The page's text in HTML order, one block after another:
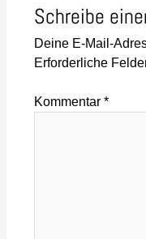
Schreibe
Deine E-Mail-
Erforderliche
Kommentar *